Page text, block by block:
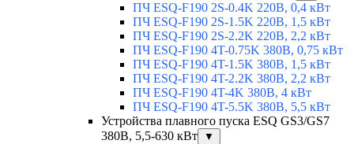
ПЧ ESQ-F190 2S-0.4K 220В, 0,4 кВт
ПЧ ESQ-F190 2S-1.5K 220В, 1,5 кВт
ПЧ ESQ-F190 2S-2.2K 220В, 2,2 кВт
ПЧ ESQ-F190 4T-0.75K 380В, 0,75 кВт
ПЧ ESQ-F190 4T-1.5K 380В, 1,5 кВт
ПЧ ESQ-F190 4T-2.2K 380В, 2,2 кВт
ПЧ ESQ-F190 4T-4K 380В, 4 кВт
ПЧ ESQ-F190 4T-5.5K 380В, 5,5 кВт
Устройства плавного пуска ESQ GS3/GS7
380В, 5,5-630 кВт
▼